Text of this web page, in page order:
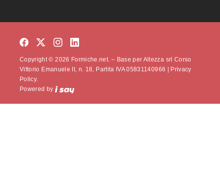
Copyright © 2026 Formiche.net. – Base per Altezza srl Corso
Vittorio Emanuele II, n. 18, Partita IVA 05831140966 |
Privacy
Policy.
Powered by